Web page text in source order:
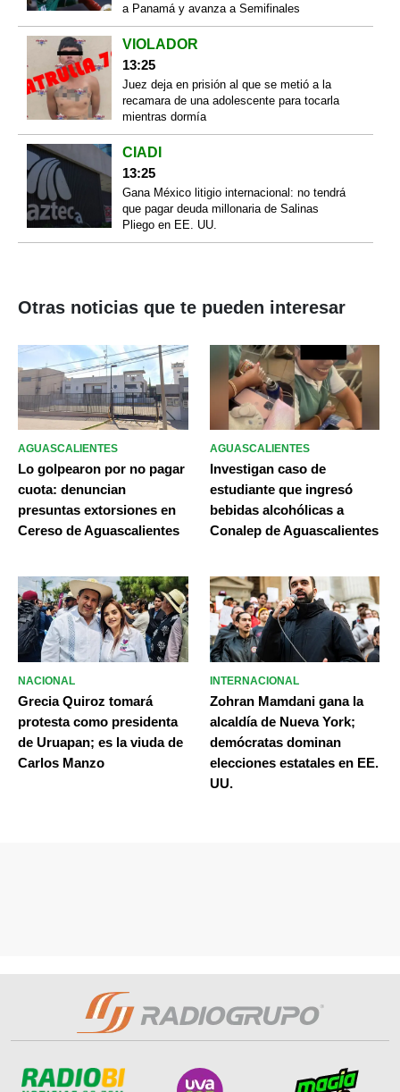
a Panamá y avanza a Semifinales
VIOLADOR
13:25
Juez deja en prisión al que se metió a la
recamara de una adolescente para tocarla
mientras dormía
CIADI
13:25
Gana México litigio internacional: no tendrá
que pagar deuda millonaria de Salinas
Pliego en EE. UU.
Otras noticias que te pueden interesar
AGUASCALIENTES
Lo golpearon por no pagar
cuota: denuncian
presuntas extorsiones en
Cereso de Aguascalientes
AGUASCALIENTES
Investigan caso de
estudiante que ingresó
bebidas alcohólicas a
Conalep de Aguascalientes
NACIONAL
Grecia Quiroz tomará
protesta como presidenta
de Uruapan; es la viuda de
Carlos Manzo
INTERNACIONAL
Zohran Mamdani gana la
alcaldía de Nueva York;
demócratas dominan
elecciones estatales en EE.
UU.